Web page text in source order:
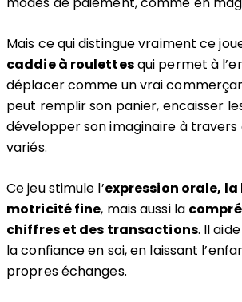
Mais ce qui distingue vraiment ce
caddie à roulettesqui permet à
déplacer comme un vrai
peut remplir son panier, encaisser
développer son imaginaire à travers
variés.
Ce jeu stimule l’expression orale,
motricité fine, mais aussi la
chiffres et des transactions. Il
la confiance en soi, en laissant
propres échanges.